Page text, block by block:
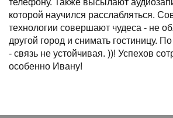
телефону. Также высылают
которой научился расслабляться.
технологии совершают чудеса - не
другой город и снимать гостиницу.
- связь не устойчивая. ))! Успехов
особенно Ивану!